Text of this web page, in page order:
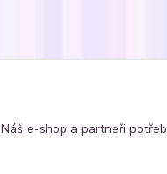
Zboží
Prsteny
Náš e-shop a partneři